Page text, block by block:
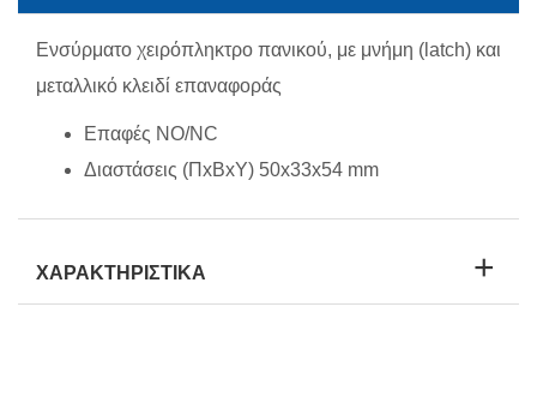
Ενσύρματο χειρόπληκτρο πανικού, με μνήμη (latch) και
μεταλλικό κλειδί επαναφοράς
Επαφές NO/NC
Διαστάσεις (ΠxΒxY) 50x33x54 mm
ΧΑΡΑΚΤΗΡΙΣΤΙΚΑ